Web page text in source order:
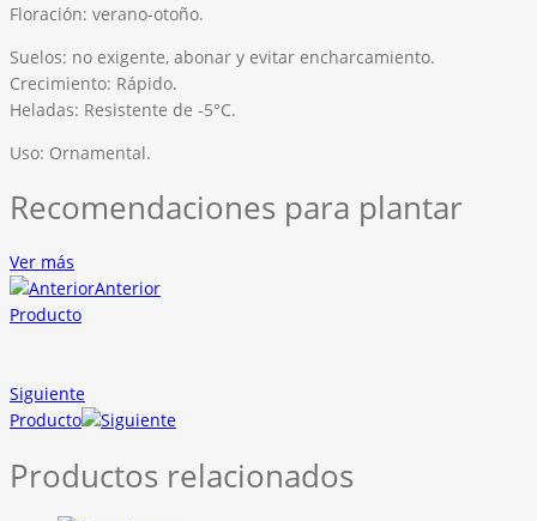
Floración: verano-otoño.
Suelos: no exigente, abonar y evitar encharcamiento.
Crecimiento: Rápido.
Heladas: Resistente de -5°C.
Uso: Ornamental.
Recomendaciones para plantar
Ver más
Anterior
Producto
Siguiente
Producto
Productos relacionados